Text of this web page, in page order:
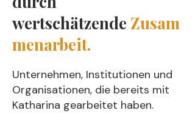
wertschätzende Zusam
menarbeit.
Unternehmen, Institutionen und
Organisationen, die bereits mit
Katharina gearbeitet haben.